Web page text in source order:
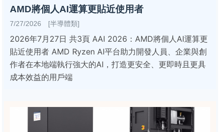
AMD將個人AI運算更貼近使用者
7/27/2026 [半導體類]
2026年7月27日 共3頁 AAI 2026：AMD將個人AI運算更
貼近使用者 AMD Ryzen AI平台助力開發人員、企業與創
作者在本地端執行強大的AI，打造更安全、更即時且更具
成本效益的用戶端